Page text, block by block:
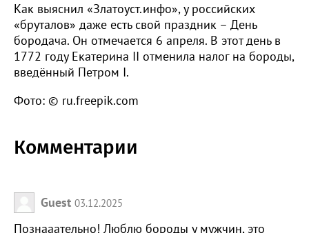
Как выяснил «Златоуст.инфо», у российских
«бруталов» даже есть свой праздник – День
бородача. Он отмечается 6 апреля. В этот день в
1772 году Екатерина II отменила налог на бороды,
введённый Петром I.
Фото: © ru.freepik.com
Комментарии
Guest 03.12.2025
Познааательно! Люблю бороды у мужчин, это